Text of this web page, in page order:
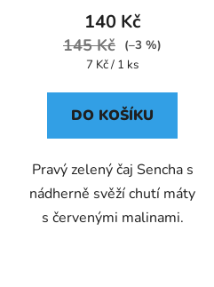
140 Kč
145 Kč
(–3 %)
Měrná
7 Kč / 1 ks
DO KOŠÍKU
Pravý zelený čaj Sencha s
nádherně svěží chutí máty
s červenými malinami.